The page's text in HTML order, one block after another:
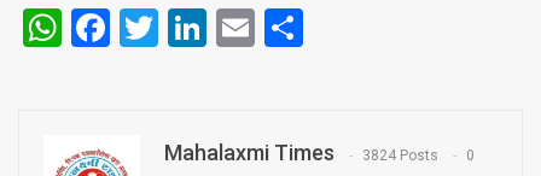
WhatsApp
Facebook
Twitter
LinkedIn
Email
Mahalaxmi Times 3824 Posts 0